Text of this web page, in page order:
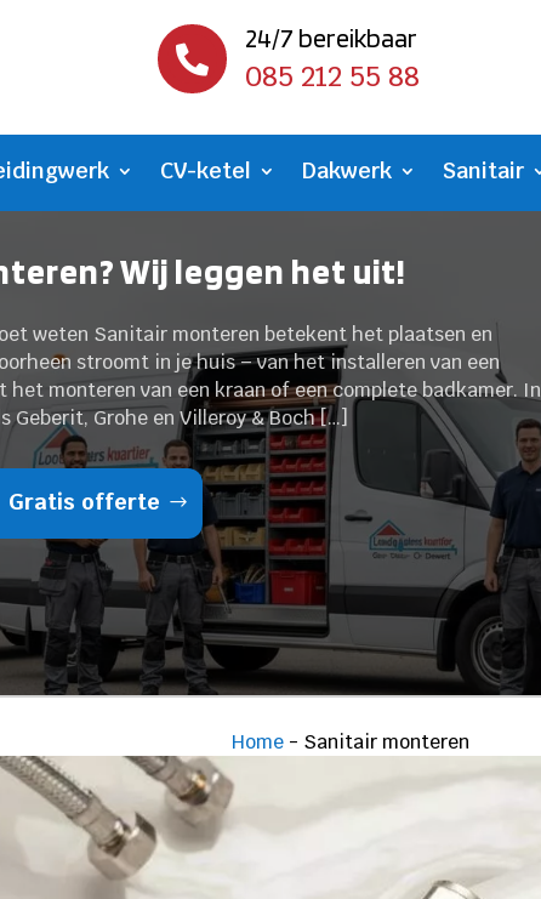

24/7 bereikbaar
085 212 55 88
CV-ketel Dakwerk Sanitair
Wij leggen het uit!
weten Sanitair monteren betekent het plaatsen en
stroomt in je huis – van het installeren van een
monteren van een kraan of een complete badkamer. In
Geberit, Grohe en Villeroy & Boch […]
Gratis offerte
Home - Sanitair monteren